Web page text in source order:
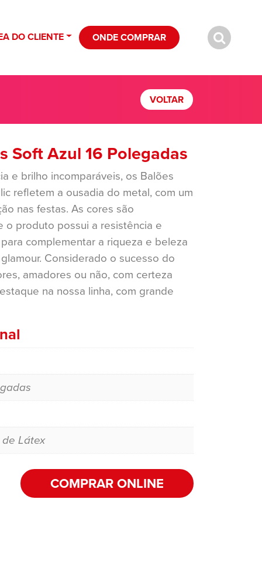
DO CLIENTE ONDE COMPRAR
VOLTAR
Soft Azul 16 Polegadas
e brilho incomparáveis, os Balões
refletem a ousadia do metal, com um
nas festas. As cores são
o produto possui a resistência e
complementar a riqueza e beleza
Considerado o sucesso do
amadores ou não, com certeza
na nossa linha, com grande
Látex
COMPRAR ONLINE